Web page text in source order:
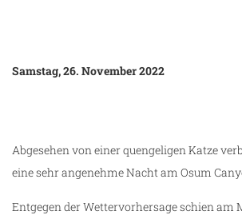
Samstag, 26. November 2022
Abgesehen von einer quengeligen Katze
eine sehr angenehme Nacht am Osum
Entgegen der Wettervorhersage schien am